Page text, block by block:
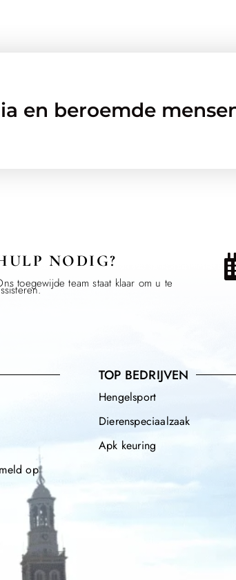
en beroemde
NODIG?
toegewijde team staat klaar om u te
op
TOP BEDRIJVEN
Hengelsport
Dierenspeciaalzaak
Apk keuring